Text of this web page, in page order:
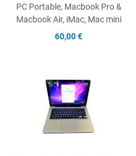
PC Portable, Macbook Pro &
Macbook Air, iMac, Mac mini
60,00 €
Add to Compare